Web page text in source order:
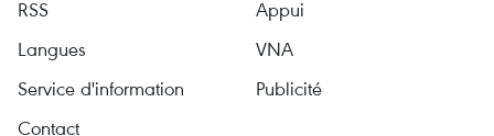
RSS
Appui
Langues
VNA
Service d'information
Publicité
Contact